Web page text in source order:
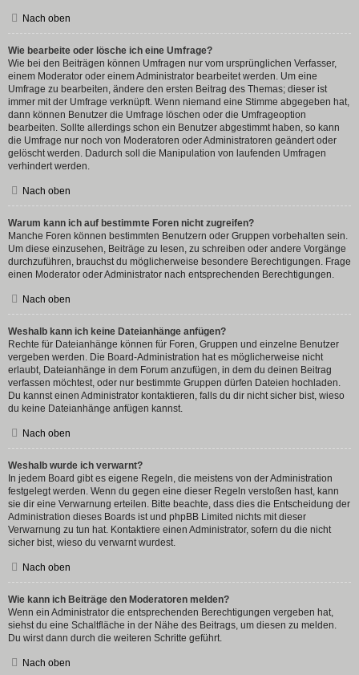
Nach oben
Wie bearbeite oder lösche ich eine Umfrage?
Wie bei den Beiträgen können Umfragen nur vom ursprünglichen Verfasser,
einem Moderator oder einem Administrator bearbeitet werden. Um eine
Umfrage zu bearbeiten, ändere den ersten Beitrag des Themas; dieser ist
immer mit der Umfrage verknüpft. Wenn niemand eine Stimme abgegeben hat,
dann können Benutzer die Umfrage löschen oder die Umfrageoption
bearbeiten. Sollte allerdings schon ein Benutzer abgestimmt haben, so kann
die Umfrage nur noch von Moderatoren oder Administratoren geändert oder
gelöscht werden. Dadurch soll die Manipulation von laufenden Umfragen
verhindert werden.
Nach oben
Warum kann ich auf bestimmte Foren nicht zugreifen?
Manche Foren können bestimmten Benutzern oder Gruppen vorbehalten sein.
Um diese einzusehen, Beiträge zu lesen, zu schreiben oder andere Vorgänge
durchzuführen, brauchst du möglicherweise besondere Berechtigungen. Frage
einen Moderator oder Administrator nach entsprechenden Berechtigungen.
Nach oben
Weshalb kann ich keine Dateianhänge anfügen?
Rechte für Dateianhänge können für Foren, Gruppen und einzelne Benutzer
vergeben werden. Die Board-Administration hat es möglicherweise nicht
erlaubt, Dateianhänge in dem Forum anzufügen, in dem du deinen Beitrag
verfassen möchtest, oder nur bestimmte Gruppen dürfen Dateien hochladen.
Du kannst einen Administrator kontaktieren, falls du dir nicht sicher bist, wieso
du keine Dateianhänge anfügen kannst.
Nach oben
Weshalb wurde ich verwarnt?
In jedem Board gibt es eigene Regeln, die meistens von der Administration
festgelegt werden. Wenn du gegen eine dieser Regeln verstoßen hast, kann
sie dir eine Verwarnung erteilen. Bitte beachte, dass dies die Entscheidung der
Administration dieses Boards ist und phpBB Limited nichts mit dieser
Verwarnung zu tun hat. Kontaktiere einen Administrator, sofern du die nicht
sicher bist, wieso du verwarnt wurdest.
Nach oben
Wie kann ich Beiträge den Moderatoren melden?
Wenn ein Administrator die entsprechenden Berechtigungen vergeben hat,
siehst du eine Schaltfläche in der Nähe des Beitrags, um diesen zu melden.
Du wirst dann durch die weiteren Schritte geführt.
Nach oben